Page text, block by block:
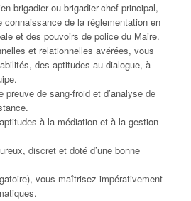
brigadier ou brigadier-chef principal,
de la réglementation en
et des pouvoirs de police du Maire.
et relationnelles avérées, vous
des aptitudes au dialogue, à
preuve de sang-froid et d’analyse de
à la médiation et à la gestion
discret et doté d’une bonne
vous maîtrisez impérativement